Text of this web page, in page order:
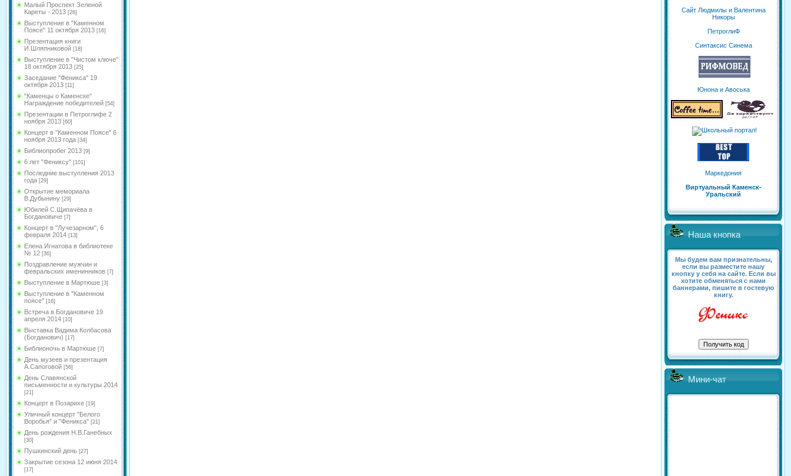
Малый Проспект Зеленой
Кареты - 2013 [26]
Выступление в "Каменном
Поясе" 11 октября 2013 [16]
Презентация книги
И.Шляпниковой [18]
Выступление в "Чистом ключе"
18 октября 2013 [25]
Заседание "Феникса" 19
октября 2013 [11]
"Каменцы о Каменске"
Награждение победителей [54]
Презентации в Петроглифе 2
ноября 2013 [60]
Концерт в "Каменном Поясе" 6
ноября 2013 года [34]
Библиопробег 2013 [9]
6 лет "Фениксу" [101]
Последние выступления 2013
года [29]
Открытие мемориала
В.Дубынину [29]
Юбилей С.Щипачёва в
Богдановиче [7]
Концерт в "Лучезарном", 6
февраля 2014 [13]
Елена Игнатова в библиотеке
№ 12 [36]
Поздравление мужчин и
февральских именинников [7]
Выступление в Мартюше [3]
Выступление в "Каменном
поясе" [16]
Встреча в Богдановиче 19
апреля 2014 [10]
Выставка Вадима Колбасова
(Богданович) [17]
Библионочь в Мартюше [7]
День музеев и презентация
А.Сапоговой [56]
День Славянской
письменности и культуры 2014
[21]
Концерт в Позарихе [19]
Уличный концерт "Белого
Воробья" и "Феникса" [21]
День рождения Н.В.Ганебных
[30]
Пушкинский день [27]
Закрытие сезона 12 июня 2014
[17]
Сайт Людмилы и Валентина
Никоры
ПетроглиФ
Синтаксис Синема
Юнона и Авоська
Маркедония
Виртуальный Каменск-
Уральский
Наша кнопка
Мы будем вам признательны,
если вы разместите нашу
кнопку у себя на сайте. Если вы
хотите обменяться с нами
баннерами, пишите в гостевую
книгу.
Мини-чат